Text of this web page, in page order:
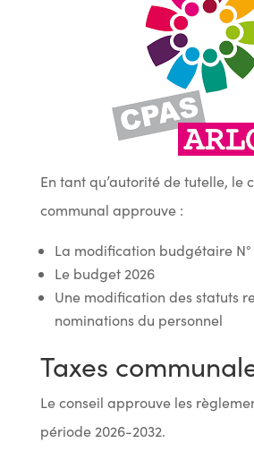
En tant qu’autorité de tutelle, le
communal approuve :
La modification budgétaire N°
Le budget 2026
Une modification des statuts
nominations du personnel
Taxes
Le conseil approuve les
période 2026-2032.